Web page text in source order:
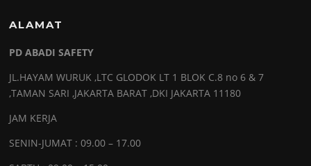
ALAMAT
PD ABADI SAFETY
JL.HAYAM WURUK ,LTC GLODOK LT 1 BLOK C.8 no 6 & 7
,TAMAN SARI ,JAKARTA BARAT ,DKI JAKARTA 11180
JAM KERJA
SENIN-JUMAT : 09.00 – 17.00